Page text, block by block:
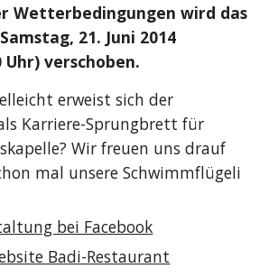
Wetterbedingungen wird das
21. Juni 2014
verschoben.
erweist sich der
Karriere-Sprungbrett für
Wir freuen uns drauf
mal unsere Schwimmflügeli
bei Facebook
Badi-Restaurant